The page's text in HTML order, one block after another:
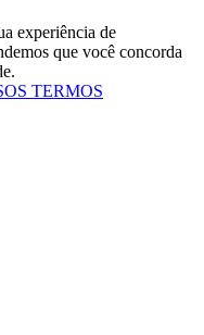
experiência de
que você concorda
TERMOS